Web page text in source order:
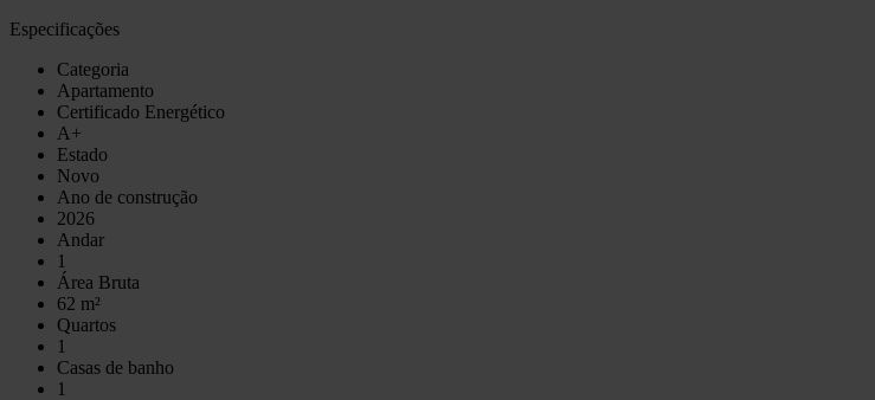
Especificações
Categoria
Apartamento
Certificado Energético
A+
Estado
Novo
Ano de construção
2026
Andar
1
Área Bruta
62 m²
Quartos
1
Casas de banho
1